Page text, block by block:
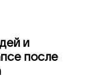
и
после